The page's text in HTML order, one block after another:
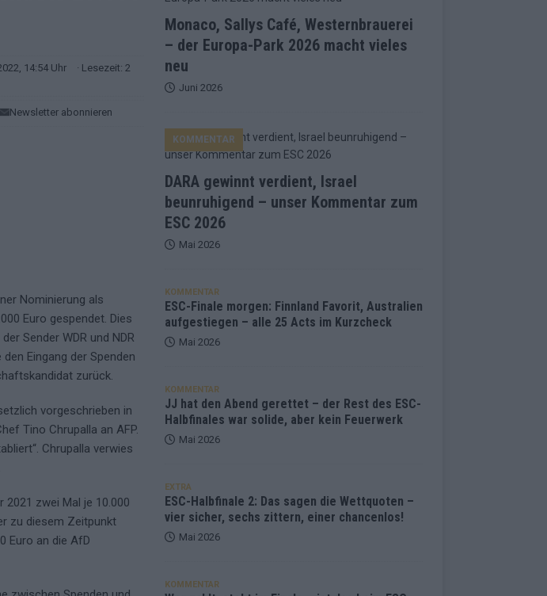
alle 25 Acts im Kurzcheck
zum ESC 2026
14:54 Uhr
· Lesezeit: 2
Newsletter abonnieren
Nominierung als
Euro gespendet. Dies
Sender WDR und NDR
Eingang der Spenden
zurück.
vorgeschrieben in
Tino Chrupalla an AFP.
Chrupalla verwies
2021 zwei Mal je 10.000
zu diesem Zeitpunkt
Euro an die AfD
Monaco, Sallys Café, Westernbrauerei
– der Europa-Park 2026 macht vieles
neu
Juni 2026
DARA gewinnt verdient, Israel
beunruhigend – unser Kommentar zum
ESC 2026
KOMMENTAR
Mai 2026
KOMMENTAR
ESC-Finale morgen: Finnland Favorit, Australien
aufgestiegen – alle 25 Acts im Kurzcheck
Mai 2026
KOMMENTAR
JJ hat den Abend gerettet – der Rest des ESC-
Halbfinales war solide, aber kein Feuerwerk
Mai 2026
EXTRA
ESC-Halbfinale 2: Das sagen die Wettquoten –
vier sicher, sechs zittern, einer chancenlos!
Mai 2026
KOMMENTAR